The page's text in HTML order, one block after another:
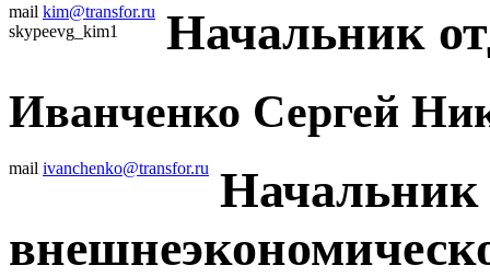
mail kim@transfor.ru
skypeevg_kim1 Начальник
Иванченко Сергей
mail ivanchenko@transfor.ru Начальник